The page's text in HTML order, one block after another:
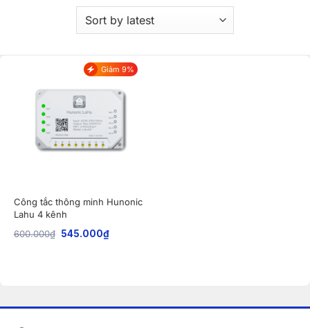
Giảm 9%
Công tắc thông minh Hunonic
Lahu 4 kênh
600.000₫ 545.000₫